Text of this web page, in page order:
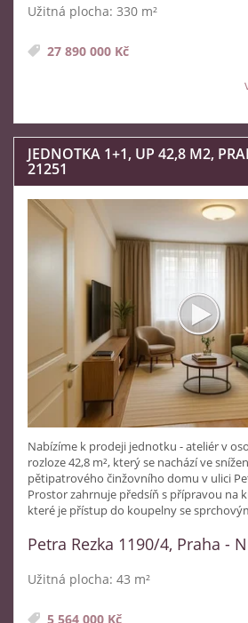
Užitná plocha: 330 m²
27 890 000 Kč
JEDNOTKA 1+1, UP 42,8 M2,
21251
Nabízíme k prodeji jednotku - ateliér v
rozloze 42,8 m², který se nachází ve
pětipatrového činžovního domu v ulici
Prostor zahrnuje předsíň s přípravou na
které je přístup do koupelny se
Petra Rezka 1190/4, Praha -
Užitná plocha: 43 m²
5 564 000 Kč